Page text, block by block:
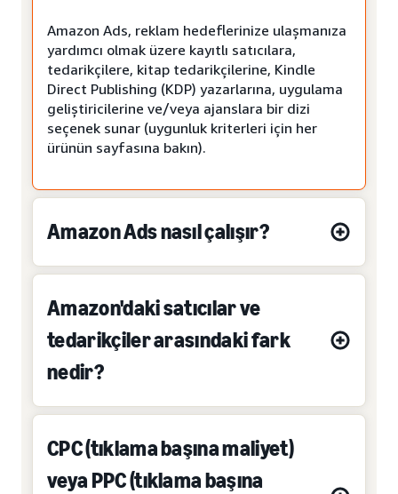
Amazon Ads, reklam hedeflerinize ulaşmanıza
yardımcı olmak üzere kayıtlı satıcılara,
tedarikçilere, kitap tedarikçilerine, Kindle
Direct Publishing (KDP) yazarlarına, uygulama
geliştiricilerine ve/veya ajanslara bir dizi
seçenek sunar (uygunluk kriterleri için her
ürünün sayfasına bakın).
Amazon Ads nasıl çalışır?
Amazon'daki satıcılar ve
tedarikçiler arasındaki fark
nedir?
CPC (tıklama başına maliyet)
veya PPC (tıklama başına